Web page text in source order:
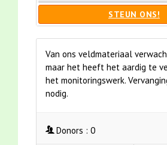
STEUN ONS!
Van ons veldmateriaal
maar het heeft het aardig te
het monitoringswerk.
nodig.
Donors : 0